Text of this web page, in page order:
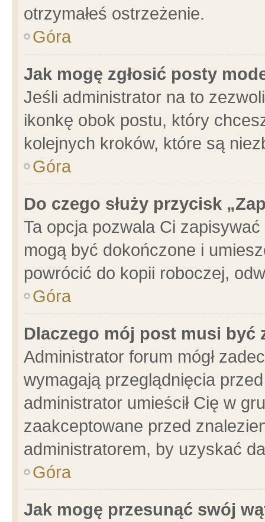
otrzymałeś ostrzeżenie.
Góra
Jak mogę zgłosić posty
Jeśli administrator na to
ikonkę obok postu, który
kolejnych kroków, które są
Góra
Do czego służy przycisk
Ta opcja pozwala Ci
mogą być dokończone i
powrócić do kopii roboczej,
Góra
Dlaczego mój post musi być
Administrator forum mógł
wymagają przeglądnięcia
administrator umieścił Cię w
zaakceptowane przed
administratorem, by uzyskać
Góra
Jak mogę przesunąć swój